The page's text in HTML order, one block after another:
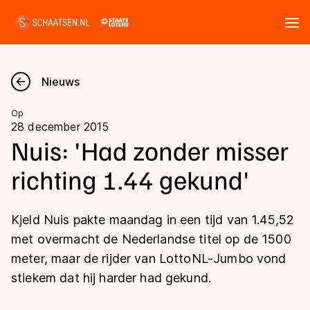
Nieuws
Kalender
Disciplines
Langebaan
Shorttrack
Inlineskaten
Uitslagen
Langebaan
Shorttrack
Tijden & historie
Nieuws
Op
28 december 2015
Nuis: 'Had zonder misser
richting 1.44 gekund'
Kjeld Nuis pakte maandag in een tijd van 1.45,52
met overmacht de Nederlandse titel op de 1500
meter, maar de rijder van LottoNL-Jumbo vond
stiekem dat hij harder had gekund.